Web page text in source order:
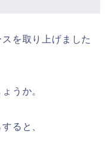
を取り上げました
うか。
ると、